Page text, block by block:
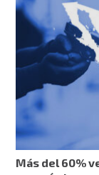
Más del 60%